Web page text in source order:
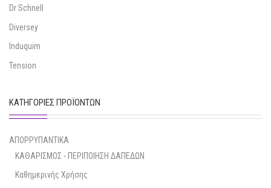
Dr Schnell
Diversey
Induquim
Tension
ΚΑΤΗΓΟΡΊΕΣ ΠΡΟΪΌΝΤΩΝ
ΑΠΟΡΡΥΠΑΝΤΙΚΑ
ΚΑΘΑΡΙΣΜΟΣ - ΠΕΡΙΠΟΙΗΣΗ ΔΑΠΕΔΩΝ
Καθημερινής Χρήσης